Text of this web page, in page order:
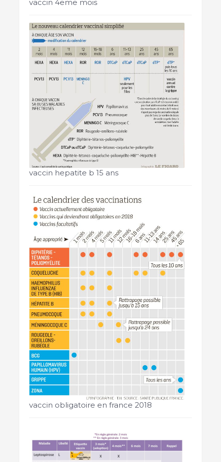
vaccin 4eme mois
vaccin hepatite b 15 ans
vaccin obligatoire en france 2018